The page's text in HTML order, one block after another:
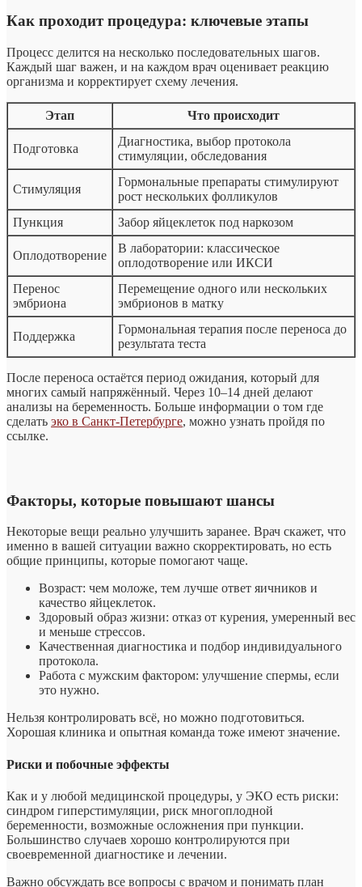
Как проходит процедура: ключевые этапы
Процесс делится на несколько последовательных шагов.
Каждый шаг важен, и на каждом врач оценивает реакцию
организма и корректирует схему лечения.
Этап Что происходит
Подготовка
Диагностика, выбор протокола
стимуляции, обследования
Стимуляция
Гормональные препараты стимулируют
рост нескольких фолликулов
Пункция
Забор яйцеклеток под наркозом
Оплодотворение
В лаборатории: классическое
оплодотворение или ИКСИ
Перенос
эмбриона
Перемещение одного или нескольких
эмбрионов в матку
Поддержка
Гормональная терапия после переноса до
результата теста
После переноса остаётся период ожидания, который для
многих самый напряжённый. Через 10–14 дней делают
анализы на беременность. Больше информации о том где
сделать эко в Санкт-Петербурге, можно узнать пройдя по
ссылке.
Факторы, которые повышают шансы
Некоторые вещи реально улучшить заранее. Врач скажет, что
именно в вашей ситуации важно скорректировать, но есть
общие принципы, которые помогают чаще.
Возраст: чем моложе, тем лучше ответ яичников и
качество яйцеклеток.
Здоровый образ жизни: отказ от курения, умеренный вес
и меньше стрессов.
Качественная диагностика и подбор индивидуального
протокола.
Работа с мужским фактором: улучшение спермы, если
это нужно.
Нельзя контролировать всё, но можно подготовиться.
Хорошая клиника и опытная команда тоже имеют значение.
Риски и побочные эффекты
Как и у любой медицинской процедуры, у ЭКО есть риски:
синдром гиперстимуляции, риск многоплодной
беременности, возможные осложнения при пункции.
Большинство случаев хорошо контролируются при
своевременной диагностике и лечении.
Важно обсуждать все вопросы с врачом и понимать план